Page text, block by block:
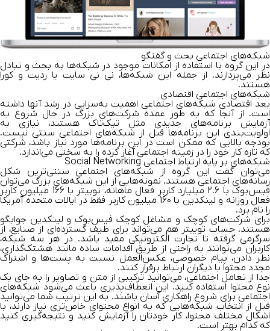
شبکه‌های اجتماعی بحث و گفتگو
در این گروه با استفاده از امکانات موجود در شبکه‌ها به بحث و تبادل
نظر می‌پردازند. از جمله این شبکه‌ها، نی نی سایت یا ردیت و کورا
هستند.
شبکه‌های اجتماعی اقتصادی
بعد اقتصادی شبکه‌های اجتماعی اهمیت به‌سزایی در رشد آنها داشته
است. از آنجا که به طور عمده شرکت‌های بزرگ در حال شروع به
آزمایش برنامه‌های جدیدی مثل تیک‌تاک هستند، نیازی به
اولویت‌بندی این برنامه‌ها قبل از شبکه‌های اجتماعی سنتی نیست.
بودجه بالایی که ممکن است در این برنامه‌ها مورد نیاز باشد، شرکتی
که تازه کار خود را در زمینه اجتماعی آغاز کرده را به سختی می‌اندازد.
شبکه‌های بر پایه ارتباط اجتماعی Social Networking
می‌توان گفت این گروه از شبکه‌های اجتماعی سنتی‌ترین شکل
رسانه‌های اجتماعی هستند. نمونه‌هایی از این شبکه‌های بزرگ می‌توان
فیس‌بوک با 2.6 میلیارد کاربر فعال ماهانه، توییتر با 166 میلیون کاربر
فعال روزانه و لینکدین با 160 میلیون کاربر فقط در ایالات متحده آمریکا
را نام برد.
برای شرکت‌های کوچک و مشاغل کوچک فیس‌بوک و لینکدین جوابگو
هستند. حساب توییتر هم می‌تواند برای طیف گسترده‌ای از صنایع، از
سرگر‌می ‌گرفته تا تجارت الکترونیکی مفید باشد. در هر سه شبکه،
کاربران می‌توانند به راحتی از طریق اقدامات ساده مانند هشتک‌گذاری،
نظر دادن، پیام خصوصی، عکس‌العمل نسبت به پست‌ها و اشتراک
مجدد محتوا با دیگران ارتباط برقرار کنند.
جدا از تعامل اجتماعی، می‌توانید ترکیبی از متن و تصاویر را به جای یک
نوع محتوا استفاده کنید. این انعطاف‌پذیری باعث می‌شود شبکه‌های
اجتماعی برای شروع راهکاری آسان باشند. به این ترتیب شما می‌توانید
قبل از انتخاب شبکه‌هایی که به انواع محتوای خاص‌تری نیاز دارند، با
اشکال مختلف محتوا، کار خودتان را آزمایش کنید و نتیجه‌گیری کنید
که کدام بهتر است.